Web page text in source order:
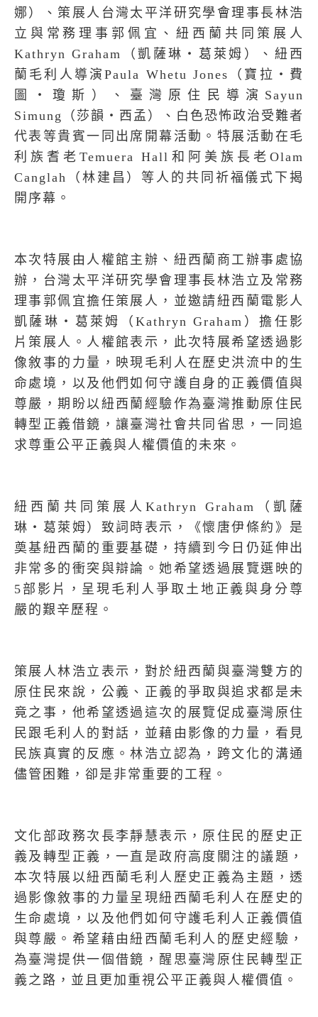
娜）、策展人台灣太平洋研究學會理事長林浩
立與常務理事郭佩宜、紐西蘭共同策展人
Kathryn Graham
（凱薩琳‧葛萊姆）、紐西
蘭毛利人導演Paula Whetu Jones （寶拉‧費
圖‧瓊斯）、臺灣原住民導演 Sayun
Simung
（莎韻‧西孟）、白色恐怖政治受難者
代表等貴賓一同出席開幕活動。特展活動在毛
利族耆老Temuera Hall 和阿美族長老Olam
Canglah （林建昌）等人的共同祈福儀式下揭
開序幕。
本次特展由人權館主辦、紐西蘭商工辦事處協
辦，台灣太平洋研究學會理事長林浩立及常務
理事郭佩宜擔任策展人，並邀請紐西蘭電影人
凱薩琳‧葛萊姆（Kathryn Graham ）擔任影
片策展人。人權館表示，此次特展希望透過影
像敘事的力量，映現毛利人在歷史洪流中的生
命處境，以及他們如何守護自身的正義價值與
尊嚴，期盼以紐西蘭經驗作為臺灣推動原住民
轉型正義借鏡，讓臺灣社會共同省思，一同追
求尊重公平正義與人權價值的未來。
紐西蘭共同策展人Kathryn Graham （凱薩
琳‧葛萊姆）致詞時表示，《懷唐伊條約》是
奠基紐西蘭的重要基礎，持續到今日仍延伸出
非常多的衝突與辯論。她希望透過展覽選映的
5 部影片，呈現毛利人爭取土地正義與身分尊
嚴的艱辛歷程。
策展人林浩立表示，對於紐西蘭與臺灣雙方的
原住民來說，公義、正義的爭取與追求都是未
竟之事，他希望透過這次的展覽促成臺灣原住
民跟毛利人的對話，並藉由影像的力量，看見
民族真實的反應。林浩立認為，跨文化的溝通
儘管困難，卻是非常重要的工程。
文化部政務次長李靜慧表示，原住民的歷史正
義及轉型正義，一直是政府高度關注的議題，
本次特展以紐西蘭毛利人歷史正義為主題，透
過影像敘事的力量呈現紐西蘭毛利人在歷史的
生命處境，以及他們如何守護毛利人正義價值
與尊嚴。希望藉由紐西蘭毛利人的歷史經驗，
為臺灣提供一個借鏡，醒思臺灣原住民轉型正
義之路，並且更加重視公平正義與人權價值。